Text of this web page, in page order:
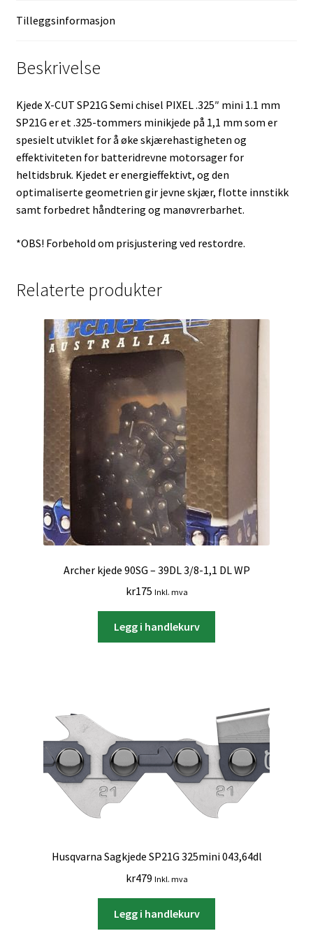
Tilleggsinformasjon
Beskrivelse
Kjede X-CUT SP21G Semi chisel PIXEL .325″ mini 1.1 mm
SP21G er et .325-tommers minikjede på 1,1 mm som er
spesielt utviklet for å øke skjærehastigheten og
effektiviteten for batteridrevne motorsager for
heltidsbruk. Kjedet er energieffektivt, og den
optimaliserte geometrien gir jevne skjær, flotte innstikk
samt forbedret håndtering og manøvrerbarhet.
*OBS! Forbehold om prisjustering ved restordre.
Relaterte produkter
Archer kjede 90SG – 39DL 3/8-1,1 DL WP
kr175 Inkl. mva
Legg i handlekurv
Husqvarna Sagkjede SP21G 325mini 043,64dl
kr479 Inkl. mva
Legg i handlekurv